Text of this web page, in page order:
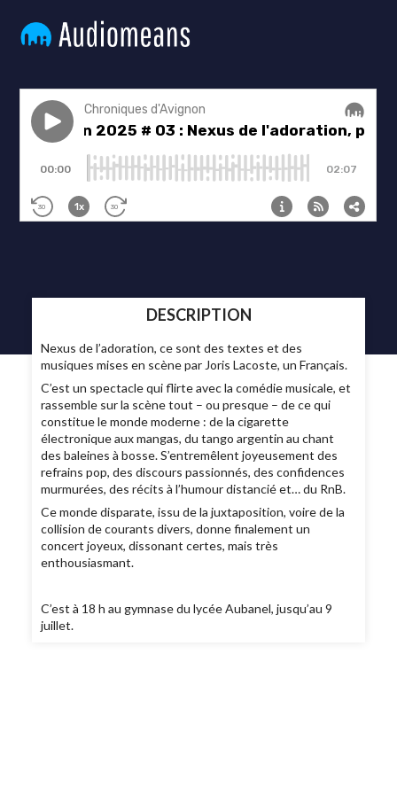
DESCRIPTION
Nexus de l’adoration, ce sont des textes et des
musiques mises en scène par Joris Lacoste, un Français.
C’est un spectacle qui flirte avec la comédie musicale, et
rassemble sur la scène tout – ou presque – de ce qui
constitue le monde moderne : de la cigarette
électronique aux mangas, du tango argentin au chant
des baleines à bosse. S’entremêlent joyeusement des
refrains pop, des discours passionnés, des confidences
murmurées, des récits à l’humour distancié et… du RnB.
Ce monde disparate, issu de la juxtaposition, voire de la
collision de courants divers, donne finalement un
concert joyeux, dissonant certes, mais très
enthousiasmant.
C’est à 18 h au gymnase du lycée Aubanel, jusqu’au 9
juillet.